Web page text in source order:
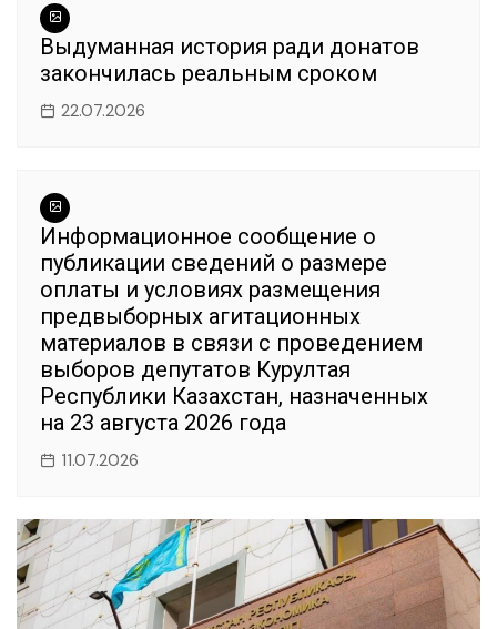
Выдуманная история ради донатов
закончилась реальным сроком
22.07.2026
Информационное сообщение о
публикации сведений о размере
оплаты и условиях размещения
предвыборных агитационных
материалов в связи с проведением
выборов депутатов Курултая
Республики Казахстан, назначенных
на 23 августа 2026 года
11.07.2026